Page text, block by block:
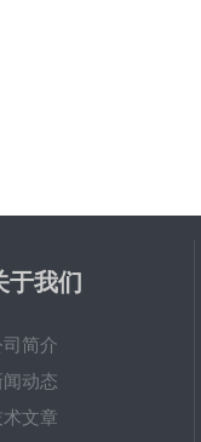
于我们
简介
闻动态
文章